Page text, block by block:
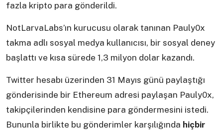
fazla kripto para gönderildi.
NotLarvaLabs’ın kurucusu olarak tanınan Pauly0x
takma adlı sosyal medya kullanıcısı, bir sosyal deney
başlattı ve kısa sürede 1,3 milyon dolar kazandı.
Twitter hesabı üzerinden 31 Mayıs günü paylaştığı
gönderisinde bir Ethereum adresi paylaşan Pauly0x,
takipçilerinden kendisine para göndermesini istedi.
Bununla birlikte bu gönderimler karşılığında hiçbir